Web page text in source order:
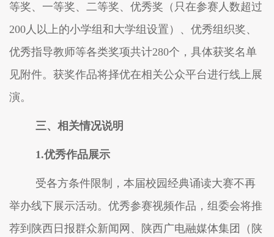
等奖、一等奖、 二等奖、优秀奖 （ 只在参赛人数超过
200人以上的小学组和大学组设置 ） 、优秀组织奖、
优秀指导教师等各类奖项共计280个 ，具体获奖名单
见附件。获奖作品将择优在相关公众平台进行线上展
演。
三、相关情况说明
1.优秀作品展示
受各方条件限制，本届校园经典诵读大赛不再
举办线下展示活动。优秀参赛视频作品，组委会将推
荐到陕西日报群众新闻网、 陕西广电融媒体集团（陕